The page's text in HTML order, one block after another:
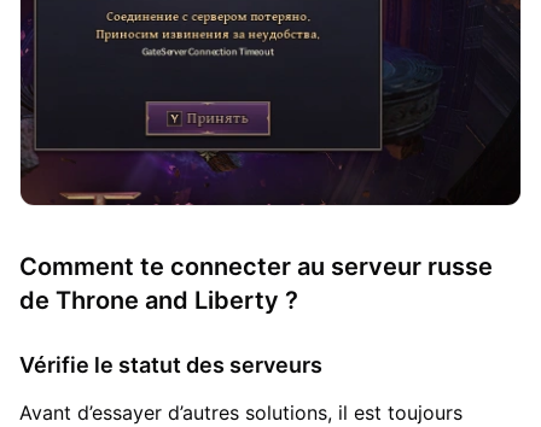
Comment te connecter au serveur russe
de Throne and Liberty ?
Vérifie le statut des serveurs
Avant d’essayer d’autres solutions, il est toujours